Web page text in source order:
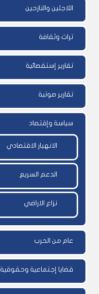
اللاجئين والنازحين
تراث وثقافة
تقارير إستقصائية
تقارير صوتية
سياسة وإقتصاد
الانهيار الاقتصادي
الدعم السريع
نزاع الاراضي
عام من الحرب
قضايا إجتماعية وحقوقية